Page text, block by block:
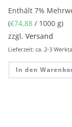
Enthält 7%
(€74,88 / 1000 g)
zzgl.Versand
Lieferzeit: ca. 2-3
In den